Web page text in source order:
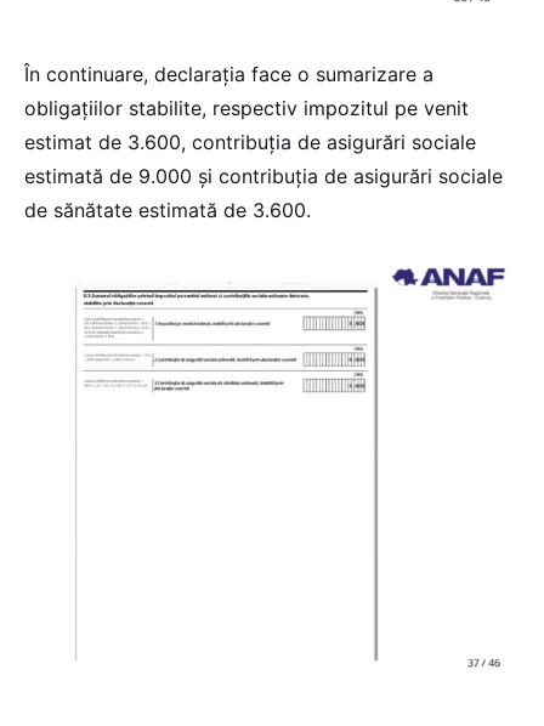
În continuare, declarația face o sumarizare a
obligațiilor stabilite, respectiv impozitul pe venit
estimat de 3.600, contribuția de asigurări sociale
estimată de 9.000 și contribuția de asigurări sociale
de sănătate estimată de 3.600.